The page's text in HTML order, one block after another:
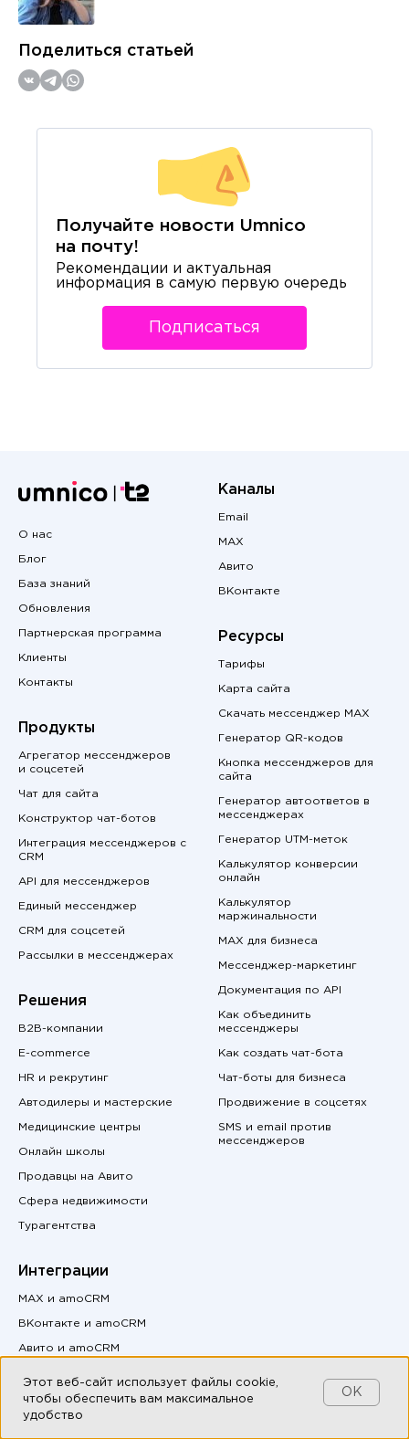
Поделиться статьей
Получайте новости Umnico
на почту!
Рекомендации и актуальная
информация в самую первую очередь
Подписаться
О нас
Блог
База знаний
Обновления
Партнерская программа
Клиенты
Контакты
Продукты
Агрегатор мессенджеров
и соцсетей
Чат для сайта
Конструктор чат-ботов
Интеграция мессенджеров с
CRM
API для мессенджеров
Единый мессенджер
CRM для соцсетей
Рассылки в мессенджерах
Решения
B2B-компании
E-commerce
HR и рекрутинг
Автодилеры и мастерские
Медицинские центры
Онлайн школы
Продавцы на Авито
Сфера недвижимости
Турагентства
Интеграции
MAX и amoCRM
ВКонтакте и amoCRM
Авито и amoCRM
MAX и Битрикс24
ВКонтакте и Битрикс24
Каналы
Email
MAX
Авито
ВКонтакте
Ресурсы
Тарифы
Карта сайта
Скачать мессенджер MAX
Генератор QR-кодов
Кнопка мессенджеров для
сайта
Генератор автоответов в
мессенджерах
Генератор UTM-меток
Калькулятор конверсии
онлайн
Калькулятор
маржинальности
MAX для бизнеса
Мессенджер-маркетинг
Документация по API
Как объединить
мессенджеры
Как создать чат-бота
Чат-боты для бизнеса
Продвижение в соцсетях
SMS и email против
мессенджеров
Этот веб-сайт использует файлы cookie,
чтобы обеспечить вам максимальное
удобство
OK